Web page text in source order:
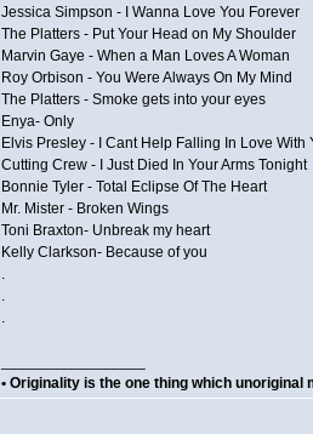
Jessica Simpson - I Wanna Love You Forever
The Platters - Put Your Head on My Shoulder
Marvin Gaye - When a Man Loves A Woman
Roy Orbison - You Were Always On My Mind
The Platters - Smoke gets into your eyes
Enya- Only
Elvis Presley - I Cant Help Falling In Love With
Cutting Crew - I Just Died In Your Arms Tonight
Bonnie Tyler - Total Eclipse Of The Heart
Mr. Mister - Broken Wings
Toni Braxton- Unbreak my heart
Kelly Clarkson- Because of you
.
.
.
• Originality is the one thing which unoriginal